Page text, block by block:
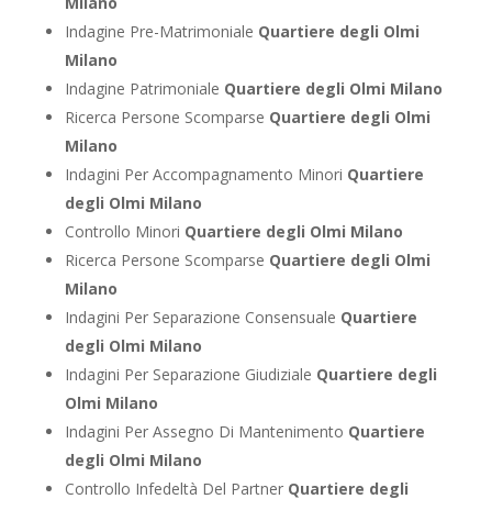
Indagine Pre-Matrimoniale Quartiere degli Olmi
Milano
Indagine Patrimoniale Quartiere degli Olmi Milano
Ricerca Persone Scomparse Quartiere degli Olmi
Milano
Indagini Per Accompagnamento Minori Quartiere
degli Olmi Milano
Controllo Minori Quartiere degli Olmi Milano
Ricerca Persone Scomparse Quartiere degli Olmi
Milano
Indagini Per Separazione Consensuale Quartiere
degli Olmi Milano
Indagini Per Separazione Giudiziale Quartiere degli
Olmi Milano
Indagini Per Assegno Di Mantenimento Quartiere
degli Olmi Milano
Controllo Infedeltà Del Partner Quartiere degli